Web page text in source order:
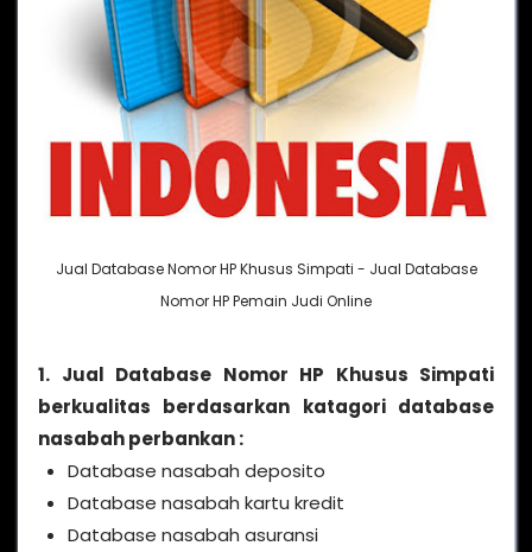
Jual Database Nomor HP Khusus Simpati - Jual Database
Nomor HP Pemain Judi Online
1. Jual Database Nomor HP Khusus Simpati
berkualitas berdasarkan katagori database
nasabah perbankan :
Database nasabah deposito
Database nasabah kartu kredit
Database nasabah asuransi